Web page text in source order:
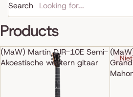
Search
Products
(MaW) Martin DJR-10E Semi-
Akoestische western gitaar